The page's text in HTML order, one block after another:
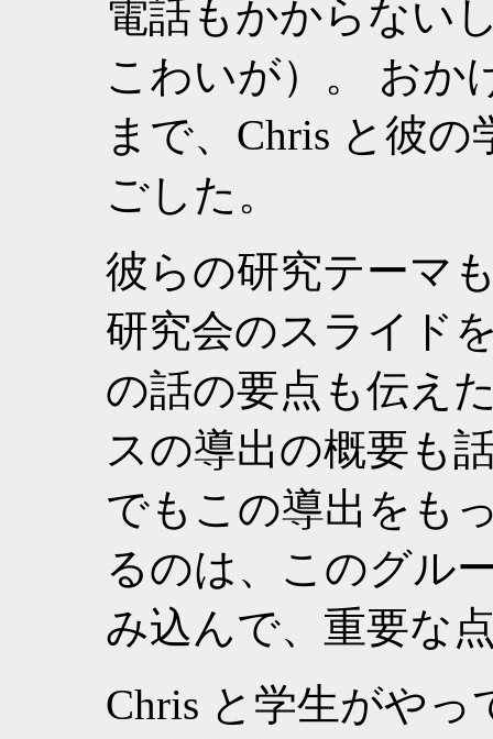
電話もかからない
こわいが）。 おか
まで、Chris と彼
ごした。
彼らの研究テーマ
研究会のスライド
の話の要点も伝え
スの導出の概要も
でもこの導出をも
るのは、このグル
み込んで、重要な
Chris と学生がや